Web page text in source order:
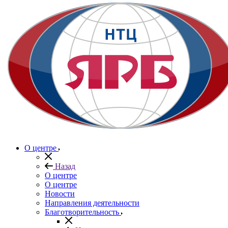
О центре
Назад
О центре
О центре
Новости
Направления деятельности
Благотворительность